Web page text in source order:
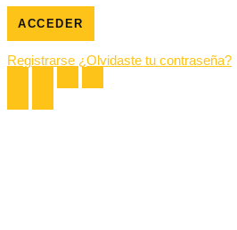
Registrarse ¿Olvidaste tu contraseña?